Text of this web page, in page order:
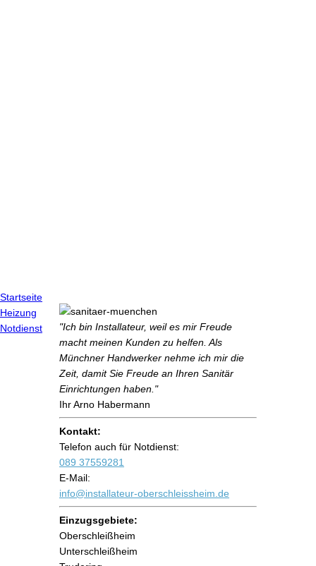
"Ich bin Installateur, weil es mir Freude
macht meinen Kunden zu helfen. Als
Münchner Handwerker nehme ich mir die
Zeit, damit Sie Freude an Ihren Sanitär
Einrichtungen haben."
Ihr Arno Habermann
Kontakt:
Telefon auch für Notdienst:
089 37559281
E-Mail:
info@installateur-oberschleissheim.de
Einzugsgebiete:
Oberschleißheim
Unterschleißheim
Startseite
Heizung
Notdienst